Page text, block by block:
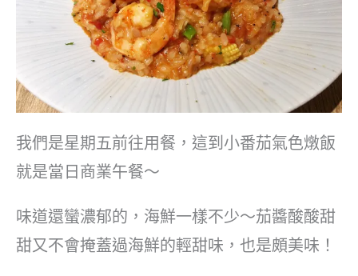
我們是星期五前往用餐，這到小番茄氣色燉飯
就是當日商業午餐～
味道還蠻濃郁的，海鮮一樣不少～茄醬酸酸甜
甜又不會掩蓋過海鮮的輕甜味，也是頗美味！